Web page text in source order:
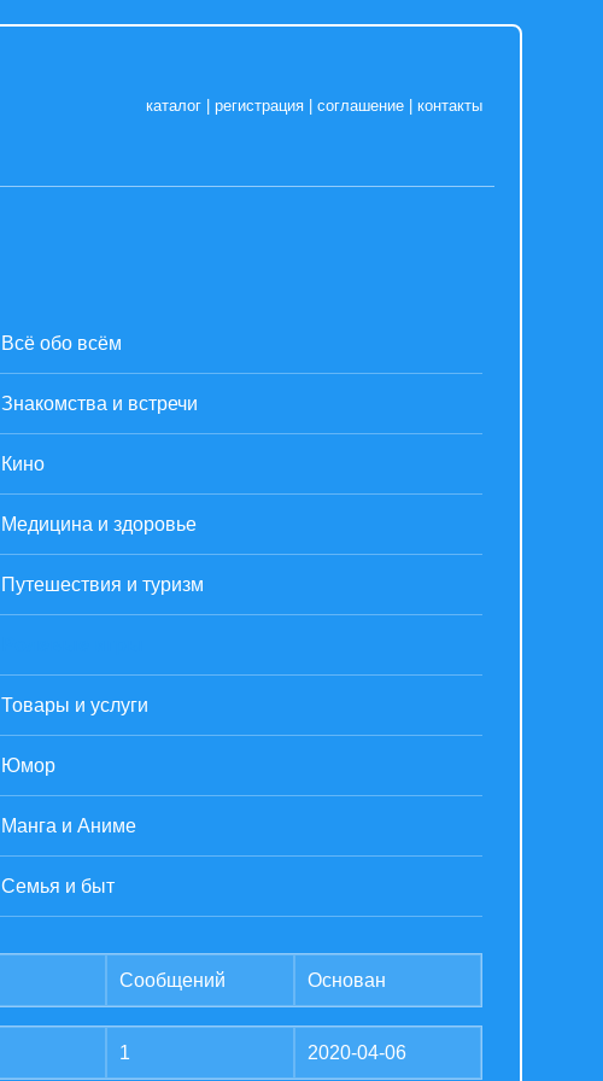
каталог |регистрация |соглашение |контакты
Всё обо всём
Знакомства и встречи
Кино
Медицина и здоровье
Путешествия и туризм
Товары и услуги
Юмор
Манга и Аниме
Семья и быт
Сообщений Основан
1 2020-04-06